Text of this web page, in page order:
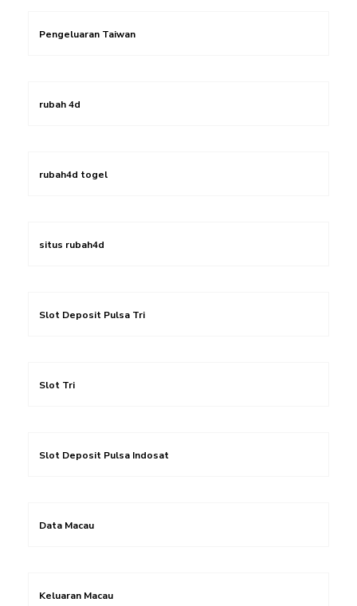
Pengeluaran Taiwan
rubah 4d
rubah4d togel
situs rubah4d
Slot Deposit Pulsa Tri
Slot Tri
Slot Deposit Pulsa Indosat
Data Macau
Keluaran Macau